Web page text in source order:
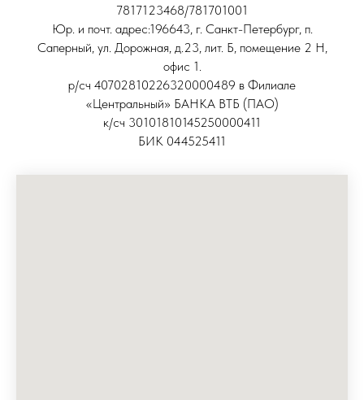
7817123468/781701001
Юр. и почт. адрес:196643, г. Санкт-Петербург, п.
Саперный, ул. Дорожная, д.23, лит. Б, помещение 2 Н,
офис 1.
р/сч 40702810226320000489 в Филиале
«Центральный» БАНКА ВТБ (ПАО)
к/сч 30101810145250000411
БИК 044525411